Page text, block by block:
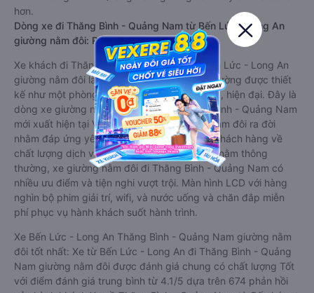
hơn.
Dòng xe đi Thăng Bình - Quảng Nam từ Bến Lức - Long An
giường nằm đôi: Riêng tư, đầy đủ tiện nghi
Xe khách đi Thăng Bình - Quảng Nam từ Bến Lức - Long An
giường nằm đôi là loại xe đặc biệt. Với mỗi giường được thiết
kế như một phòng ngủ khách sạn sang trọng, hiện đại. Đây là
dòng xe giường nằm cho cặp đôi đi Thăng Bình - Quảng Nam
mới xuất hiện tại Việt Nam. Loại xe giường nằm đôi ra đời
nhằm đáp ứng yêu cầu ngày càng cao của khách hàng về
chất lượng dịch vụ vận tải. So với xe giường nằm thông
thường, xe giường nằm đôi đi Thăng Bình - Quảng Nam có
nhiều ưu điểm và tiện nghi vượt trội. Màn hình LCD với hàng
nghìn bộ phim giải trí, wifi, và nước uống và chăn đắp miễn
phí phục vụ hành khách suốt hành trình.
Xe Bến Lức - Long An Thăng Bình - Quảng Nam giường nằm
đôi tốt nhất: Xe từ Bến Lức - Long An đi Thăng Bình - Quảng
Nam giường nằm đôi được đánh giá chung có chất lượng Tốt
với điểm đánh giá trung bình từ 4.1/5 dựa trên 674 phản hồi